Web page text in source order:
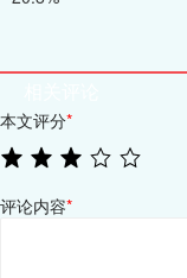
本文评分*
评论内容*